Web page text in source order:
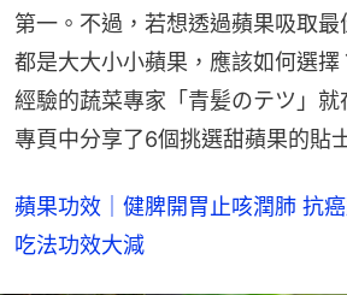
第一。不過，若想透過蘋果吸取
都是大大小小蘋果，應該如何選擇
經驗的蔬菜專家「青髪のテツ」
專頁中分享了6個挑選甜蘋果的貼
蘋果功效｜健脾開胃止咳潤肺 抗
吃法功效大減